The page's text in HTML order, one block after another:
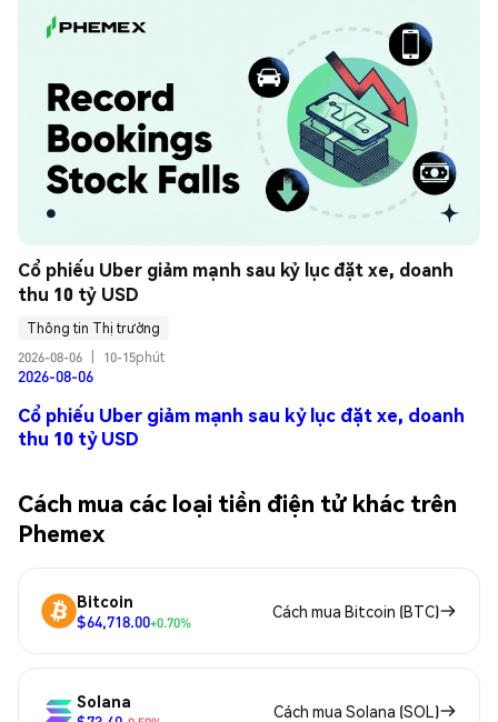
Cổ phiếu Uber giảm mạnh sau kỷ lục đặt xe, doanh
thu 10 tỷ USD
Thông tin Thị trường
2026-08-06
10-15phút
2026-08-06
Cổ phiếu Uber giảm mạnh sau kỷ lục đặt xe, doanh
thu 10 tỷ USD
Cách mua các loại tiền điện tử khác trên
Phemex
Bitcoin
$64,718.00+0.70%
Cách mua Bitcoin (BTC)
Solana
Cách mua Solana (SOL)